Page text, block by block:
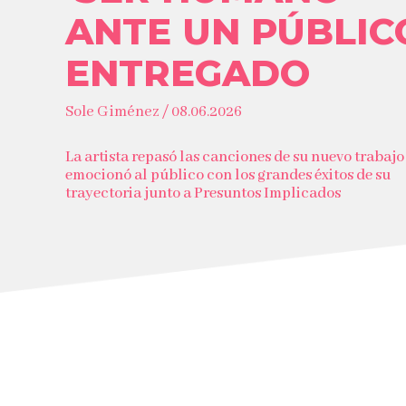
ANTE UN
ENTREGADO
Sole Giménez / 08.06.2026
La artista repasó las canciones de su nuevo
emocionó al público con los grandes éxitos de su
trayectoria junto a Presuntos Implicados